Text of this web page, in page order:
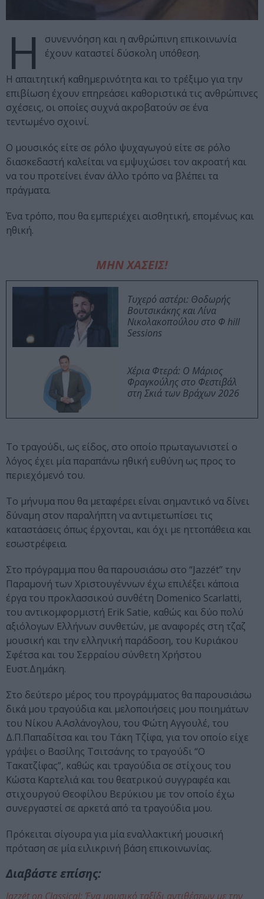
Η
συνεννόηση και η ανθρώπινη επικοινωνία
έχουν καταστεί δύσκολη υπόθεση.
Η απαιτητική καθημερινότητα και το τρέξιμο για την
επιβίωση έχουν επηρεάσει καθοριστικά τις ανθρώπινες
σχέσεις, οι οποίες συχνά ακροβατούν σε ένα
τεντωμένο σχοινί.
Ο μουσικός είτε σε ρόλο ψυχαγωγού είτε σε ρόλο
διασκεδαστή καλείται να εμψυχώσει τον ακροατή και
να του προτείνει έναν άλλο τρόπο να βλέπει τα
πράγματα.
Ένα τρόπο, που θα εμπεριέχει αισθητική, επομένως και
ηθική.
ΜΗΝ ΧΑΣΕΙΣ!
Τυχερό αστέρι: Θοδωρής
Βουτσικάκης και Λίνα
Νικολακοπούλου στο Φ hill
Sessions
Χέρια Φτερά: Ο Μάριος
Φραγκούλης στο Φεστιβάλ
στη Σκιά των Βράχων 2026
Το τραγούδι, ως είδος, στο οποίο πρωταγωνιστεί ο
λόγος έχει μία παραπάνω ηθική ευθύνη ως προς το
περιεχόμενό του.
Το μήνυμα που θα μεταφέρει είναι σημαντικό να δίνει
δύναμη στον παραλήπτη να αντιμετωπίσει τις
καταστάσεις όπως έρχονται, και όχι με ηττοπάθεια και
εσωστρέφεια.
Στο πρόγραμμα που θα παρουσιάσω στο “Jazzét” την
Παραμονή των Χριστουγέννων έχω επιλέξει κάποια
έργα του προκλασσικού συνθέτη Domenico Scarlatti,
του αντικομφορμιστή Erik Satie, καθώς και δύο πολύ
αξιόλογων Ελλήνων συνθετών, με αναφορές στη τζαζ
μουσική και την ελληνική παράδοση, του Κυριάκου
Σφέτσα και του Σερραίου σύνθετη Χρήστου
Ευστ.Δημάκη.
Στο δεύτερο μέρος του προγράμματος θα παρουσιάσω
δικά μου τραγούδια και μελοποιήσεις μου ποιημάτων
του Νίκου Α.Ασλάνογλου, του Φώτη Αγγουλέ, του
Δ.Π.Παπαδίτσα και του Τάκη Τζίφα, για τον οποίο είχε
γράψει ο Βασίλης Τσιτσάνης το τραγούδι “Ο
Τακατζίφας”, καθώς και τραγούδια σε στίχους του
Κώστα Καρτελιά και του θεατρικού συγγραφέα και
στιχουργού Θεοφίλου Βερύκιου με τον οποίο έχω
συνεργαστεί σε αρκετά από τα τραγούδια μου.
Πρόκειται σίγουρα για μία εναλλακτική μουσική
πρόταση σε μία ειλικρινή βάση επικοινωνίας.
Διαβάστε επίσης:
Jazzét on Classical: Ένα μουσικό ταξίδι αντιθέσεων με την